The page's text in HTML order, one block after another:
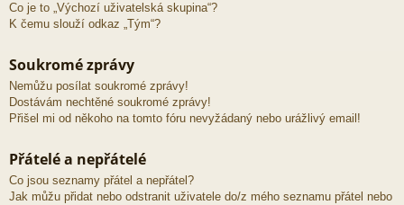
Co je to „Výchozí uživatelská skupina“?
K čemu slouží odkaz „Tým“?
Soukromé zprávy
Nemůžu posílat soukromé zprávy!
Dostávám nechtěné soukromé zprávy!
Přišel mi od někoho na tomto fóru nevyžádaný nebo urážlivý email!
Přátelé a nepřátelé
Co jsou seznamy přátel a nepřátel?
Jak můžu přidat nebo odstranit uživatele do/z mého seznamu přátel nebo